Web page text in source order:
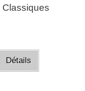
Classiques
Détails